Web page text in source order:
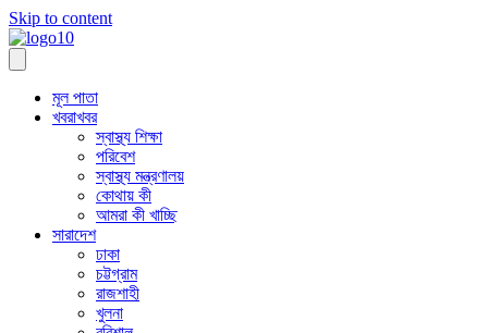
Skip to content
মূল পাতা
খবরাখবর
স্বাস্থ্য শিক্ষা
পরিবেশ
স্বাস্থ্য মন্ত্রণালয়
কোথায় কী
আমরা কী খাচ্ছি
সারাদেশ
ঢাকা
চট্টগ্রাম
রাজশাহী
খুলনা